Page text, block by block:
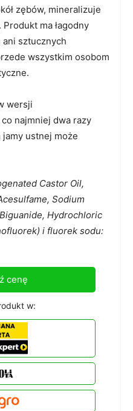
zębów, mineralizuje
ma łagodny
ani sztucznych
wszystkim osobom
wersji
najmniej dwa razy
jamy ustnej może
Castor Oil,
Sodium
Hydrochloric
i fluorek sodu:
cenę
w: